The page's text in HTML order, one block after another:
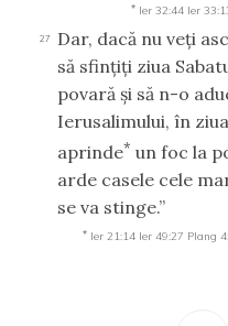
* Ier 32:44 Ier
27
Dar, dacă nu veţi
să sfinţiţi ziua
povară şi să n-o
Ierusalimului, în
aprinde* un foc la
arde casele cele
se va stinge.”
* Ier 21:14 Ier 49:27 Plang